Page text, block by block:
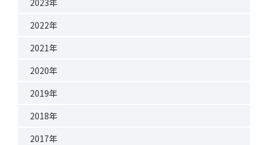
2023年
2022年
2021年
2020年
2019年
2018年
2017年